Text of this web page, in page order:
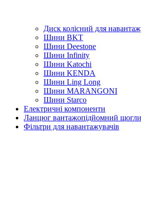
Диск колісний для
Шини BKT
Шини Deestone
Шини Infinity
Шини Katochi
Шини KENDA
Шини Ling Long
Шини MARANGONI
Шини Starco
Електричні компоненти
Ланцюг вантажопідйомний щогли
Фільтри для навантажувачів